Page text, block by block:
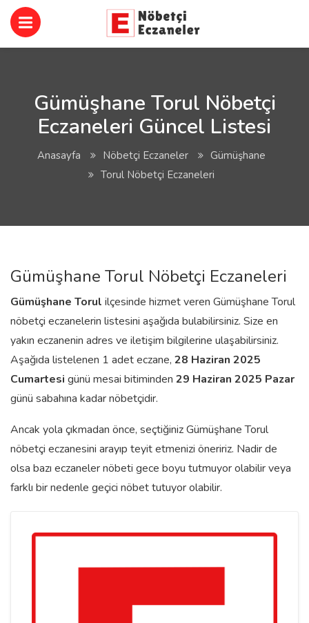
Gümüşhane Torul Nöbetçi
Eczaneleri Güncel Listesi
Anasayfa Nöbetçi Eczaneler
Gümüşhane
Torul Nöbetçi Eczaneleri
Gümüşhane Torul Nöbetçi Eczaneleri
Gümüşhane Torul ilçesinde hizmet veren Gümüşhane Torul
nöbetçi eczanelerin listesini aşağıda bulabilirsiniz. Size en
yakın eczanenin adres ve iletişim bilgilerine ulaşabilirsiniz.
Aşağıda listelenen 1 adet eczane, 28 Haziran 2025
Cumartesi günü mesai bitiminden 29 Haziran 2025 Pazar
günü sabahına kadar nöbetçidir.
Ancak yola çıkmadan önce, seçtiğiniz Gümüşhane Torul
nöbetçi eczanesini arayıp teyit etmenizi öneririz. Nadir de
olsa bazı eczaneler nöbeti gece boyu tutmuyor olabilir veya
farklı bir nedenle geçici nöbet tutuyor olabilir.